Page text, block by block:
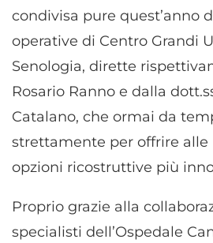
condivisa pure quest’anno
operative di Centro Grandi
Senologia, dirette
Rosario Ranno e dalla
Catalano, che ormai da
strettamente per offrire
opzioni ricostruttive più
Proprio grazie alla
specialisti dell’Ospedale